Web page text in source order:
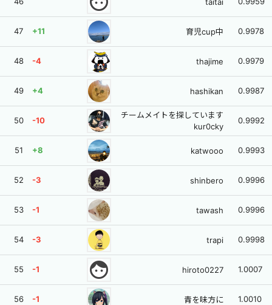
47 +11 育児cup中 0.9978
48 -4 thajime 0.9979
49 +4 hashikan 0.9987
50 -10
チームメイトを探しています
kur0cky
0.9992
51 +8 katwooo 0.9993
52 -3 shinbero 0.9996
53 -1 tawash 0.9996
54 -3 trapi 0.9998
55 -1 face hiroto0227 1.0007
56 -1 青を味方に 1.0010